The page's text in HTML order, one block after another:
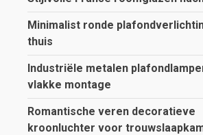
Minimalist ronde
thuis
Industriële metalen
vlakke montage
Romantische veren decoratieve
kroonluchter voor